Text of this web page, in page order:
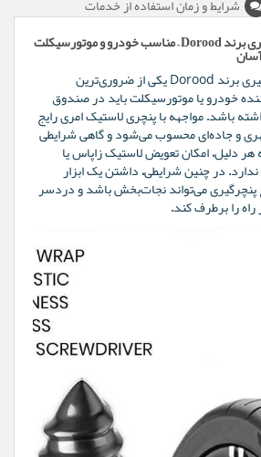
شرایط و زمان استفاده از خدمات
ست ۱۰ عددی پیچ پنچرگیری برند Dorood – مناسب خودرو و موتورسیکلت
ست ۱۰ عددی پیچ پنچرگیری برند Dorood یکی از ضروری‌ترین
خودرو یا موتورسیکلت باید در صندوق
باشد. مواجهه با پنچری لاستیک امری رایج
و جاده‌ای محسوب می‌شود و گاهی شرایطی
هر دلیل، امکان تعویض لاستیک زاپاس یا
در چنین شرایطی، داشتن یک ابزار
پنچرگیری می‌تواند نجات‌بخش باشد و دردسر
راه را برطرف کند.